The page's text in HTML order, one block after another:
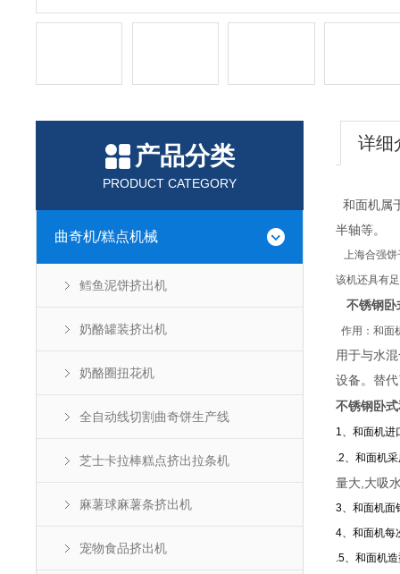
产品分类
PRODUCT CATEGORY
曲奇机/糕点机械
鳕鱼泥饼挤出机
奶酪罐装挤出机
奶酪圈扭花机
全自动线切割曲奇饼生产线
芝士卡拉棒糕点挤出拉条机
麻薯球麻薯条挤出机
宠物食品挤出机
详细
和面机属
半轴等。
上海合强饼
该机还具有
不锈钢卧
作用：和面
用于与水
设备。替
不锈钢卧
1、和面机进
.2、和面机
量大,大吸
3、和面机面
4、和面机每
.5、和面机